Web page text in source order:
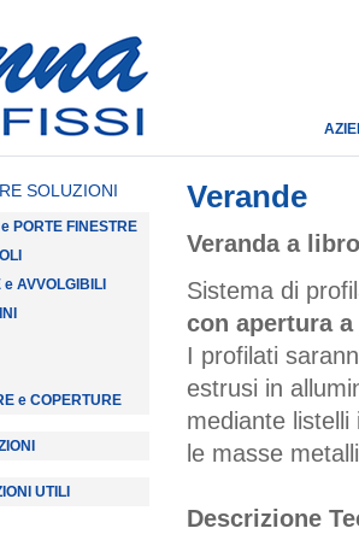
SOLUZIONI
PORTE FINESTRE
AVVOLGIBILI
e COPERTURE
UTILI
Verande
Veranda a
Sistema di
con apertura
I profilati
estrusi in
mediante
le masse
Descrizione